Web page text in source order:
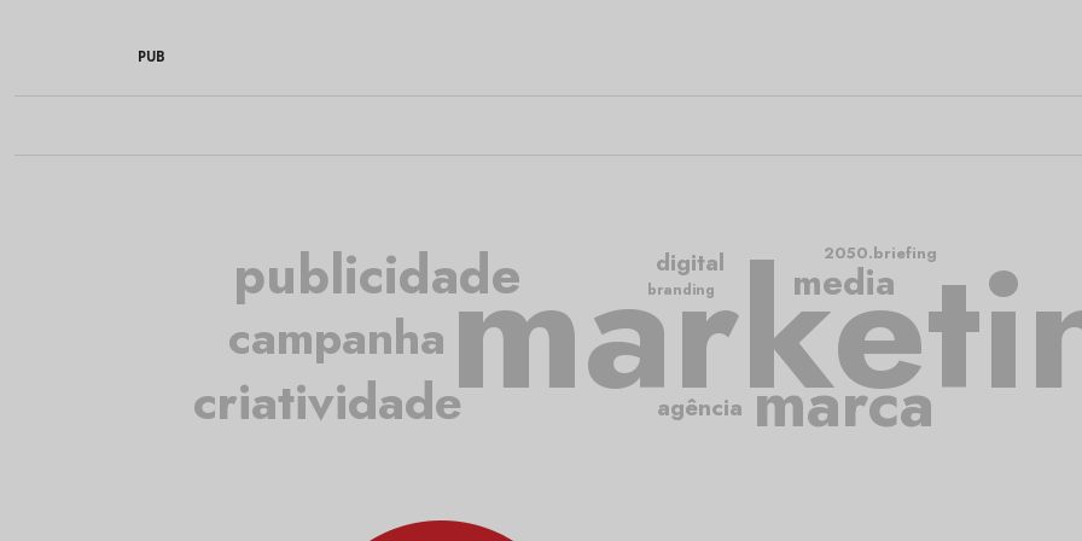
PUB
publicidade
marca
criatividade
campanha
media
agência
digital 2050.briefing
branding